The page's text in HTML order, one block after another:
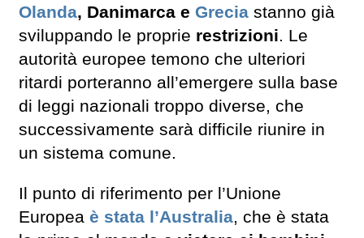
Olanda, Danimarca e Grecia stanno già
sviluppando le proprie restrizioni. Le
autorità europee temono che ulteriori
ritardi porteranno all’emergere sulla base
di leggi nazionali troppo diverse, che
successivamente sarà difficile riunire in
un sistema comune.
Il punto di riferimento per l’Unione
Europea è stata l’Australia, che è stata